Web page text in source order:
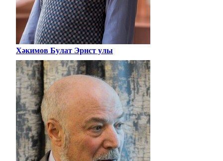
Хәкимов Булат Эрнст улы